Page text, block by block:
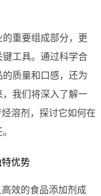
重要组成部分，更
工具。通过科学合
质量和口感，还为
我们将深入了解一
溶剂，探讨它如何在
优势
效的食品添加剂成